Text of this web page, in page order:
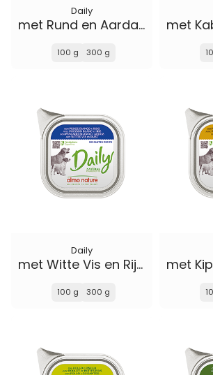
Daily
met Rund en Aardappelen
100 g 300 g
Daily
met Witte Vis en Rijst
100 g 300 g